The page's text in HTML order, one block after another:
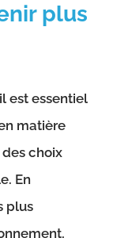
plus
est essentiel
matière
choix
En
plus